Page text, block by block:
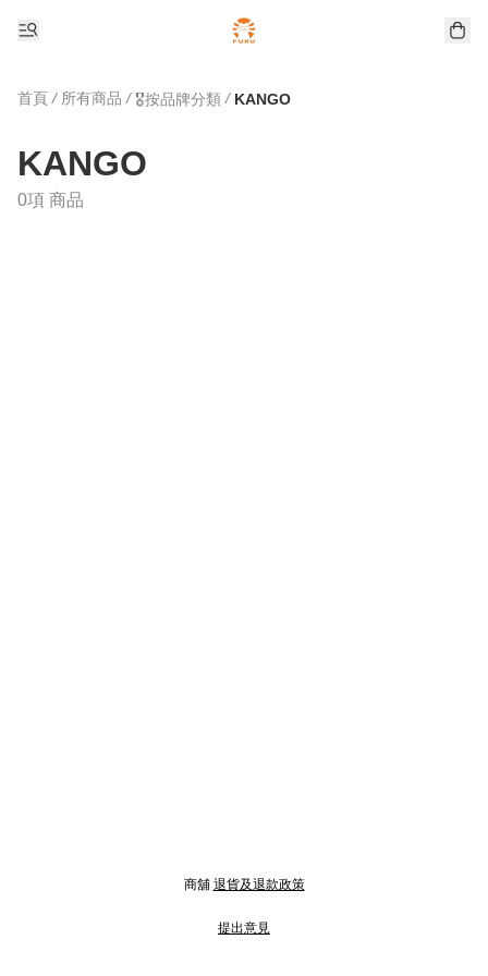
首頁 / 所有商品 / 🎖️按品牌分類 / KANGO
KANGO
0項 商品
商舖 退貨及退款政策
提出意見